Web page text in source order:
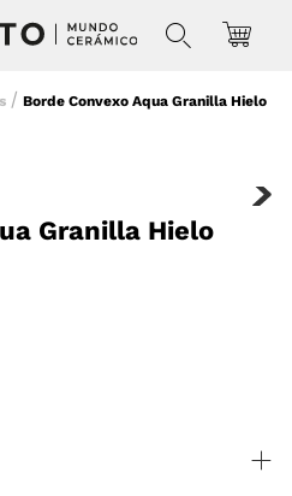
Borde Convexo Aqua Granilla Hielo
Granilla Hielo